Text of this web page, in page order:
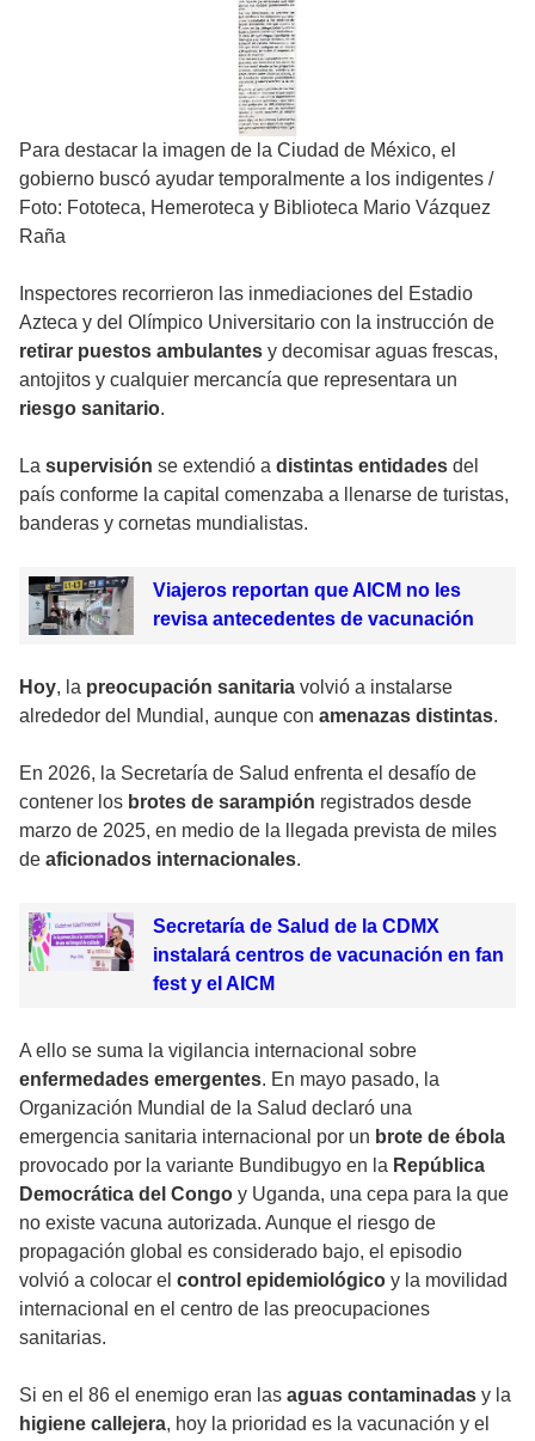
Para destacar la imagen de la Ciudad de México, el
gobierno buscó ayudar temporalmente a los indigentes /
Foto: Fototeca, Hemeroteca y Biblioteca Mario Vázquez
Raña
Inspectores recorrieron las inmediaciones del Estadio
Azteca y del Olímpico Universitario con la instrucción de
retirar puestos ambulantes y decomisar aguas frescas,
antojitos y cualquier mercancía que representara un
riesgo sanitario.
La supervisión se extendió a distintas entidades del
país conforme la capital comenzaba a llenarse de turistas,
banderas y cornetas mundialistas.
Viajeros reportan que AICM no les
revisa antecedentes de vacunación
Hoy, la preocupación sanitaria volvió a instalarse
alrededor del Mundial, aunque con amenazas distintas.
En 2026, la Secretaría de Salud enfrenta el desafío de
contener los brotes de sarampión registrados desde
marzo de 2025, en medio de la llegada prevista de miles
de aficionados internacionales.
Secretaría de Salud de la CDMX
instalará centros de vacunación en fan
fest y el AICM
A ello se suma la vigilancia internacional sobre
enfermedades emergentes. En mayo pasado, la
Organización Mundial de la Salud declaró una
emergencia sanitaria internacional por un brote de ébola
provocado por la variante Bundibugyo en la República
Democrática del Congo y Uganda, una cepa para la que
no existe vacuna autorizada. Aunque el riesgo de
propagación global es considerado bajo, el episodio
volvió a colocar el control epidemiológico y la movilidad
internacional en el centro de las preocupaciones
sanitarias.
Si en el 86 el enemigo eran las aguas contaminadas y la
higiene callejera, hoy la prioridad es la vacunación y el